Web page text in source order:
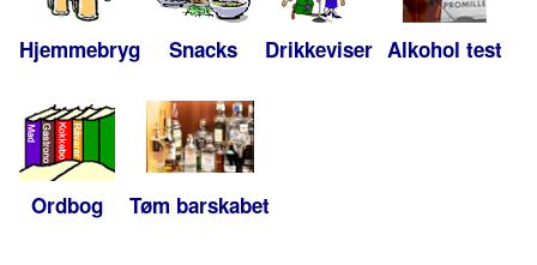
Hjemmebryg Snacks Drikkeviser Alkohol test
Ordbog Tøm barskabet